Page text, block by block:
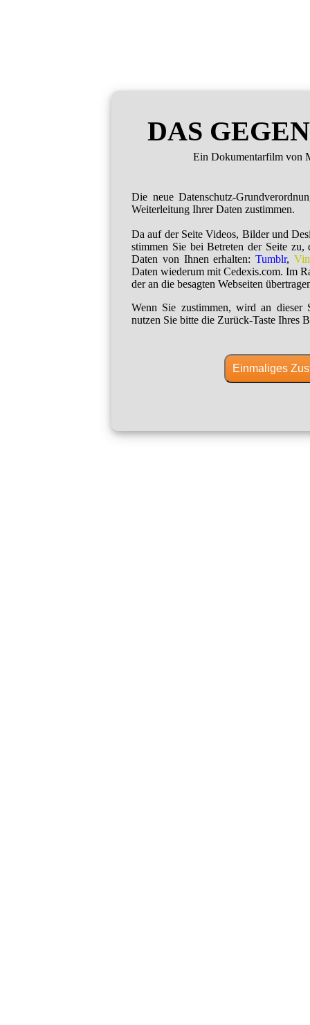
DAS
Ein Dokumentarfilm von
Die neue Datenschutz-
Weiterleitung Ihrer Daten zustimmen.
Da auf der Seite Videos, Bilder und
stimmen Sie bei Betreten der Seite zu,
Daten von Ihnen erhalten:Tumblr,
Daten wiederum mit Cedexis.com. Im
der an die besagten Webseiten
Wenn Sie zustimmen, wird an dieser
nutzen Sie bitte die Zurück-Taste Ihres
Einmaliges